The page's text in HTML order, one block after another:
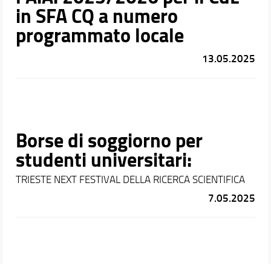
in SFA CQ a numero
programmato locale
13.05.2025
Borse di soggiorno per
studenti universitari:
TRIESTE NEXT FESTIVAL DELLA RICERCA SCIENTIFICA
7.05.2025